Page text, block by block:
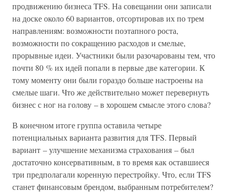
продвижению бизнеса TFS. На совещании они записали
на доске около 60 вариантов, отсортировав их по трем
направлениям: возможности поэтапного роста,
возможности по сокращению расходов и смелые,
прорывные идеи. Участники были разочарованы тем, что
почти 80 % их идей попали в первые две категории. К
тому моменту они были гораздо больше настроены на
смелые шаги. Что же действительно может перевернуть
бизнес с ног на голову – в хорошем смысле этого слова?
В конечном итоге группа оставила четыре
потенциальных варианта развития для TFS. Первый
вариант – улучшение механизма страхования – был
достаточно консервативным, в то время как оставшиеся
три предполагали коренную перестройку. Что, если TFS
станет финансовым брендом, выбранным потребителем?